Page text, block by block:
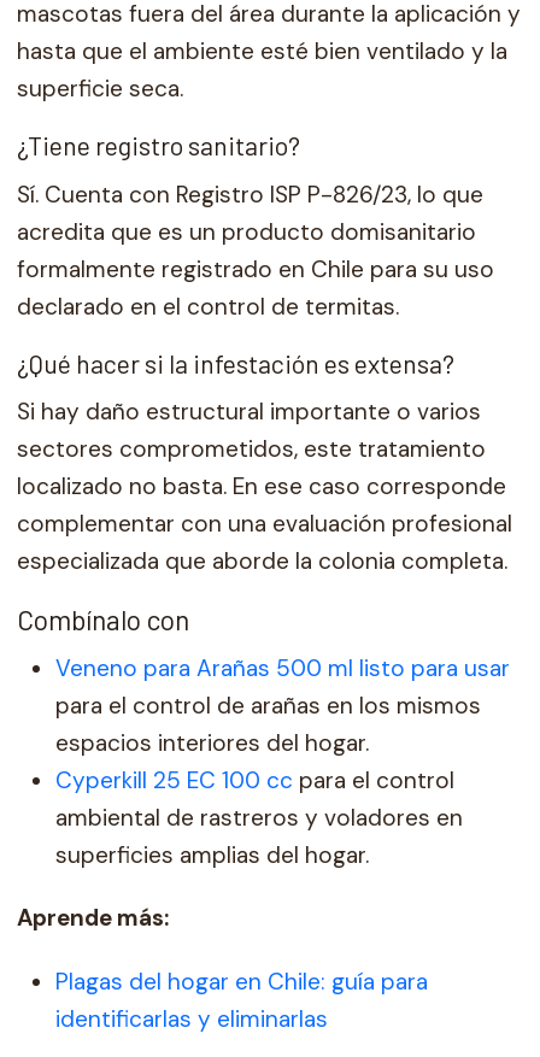
mascotas fuera del área durante la aplicación y
hasta que el ambiente esté bien ventilado y la
superficie seca.
¿Tiene registro sanitario?
Sí. Cuenta con Registro ISP P-826/23, lo que
acredita que es un producto domisanitario
formalmente registrado en Chile para su uso
declarado en el control de termitas.
¿Qué hacer si la infestación es extensa?
Si hay daño estructural importante o varios
sectores comprometidos, este tratamiento
localizado no basta. En ese caso corresponde
complementar con una evaluación profesional
especializada que aborde la colonia completa.
Combínalo con
Veneno para Arañas 500 ml listo para usar
para el control de arañas en los mismos
espacios interiores del hogar.
Cyperkill 25 EC 100 cc para el control
ambiental de rastreros y voladores en
superficies amplias del hogar.
Aprende más:
Plagas del hogar en Chile: guía para
identificarlas y eliminarlas